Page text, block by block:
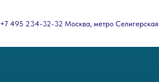
+7 495 234-32-32 Москва, метро Селигерская